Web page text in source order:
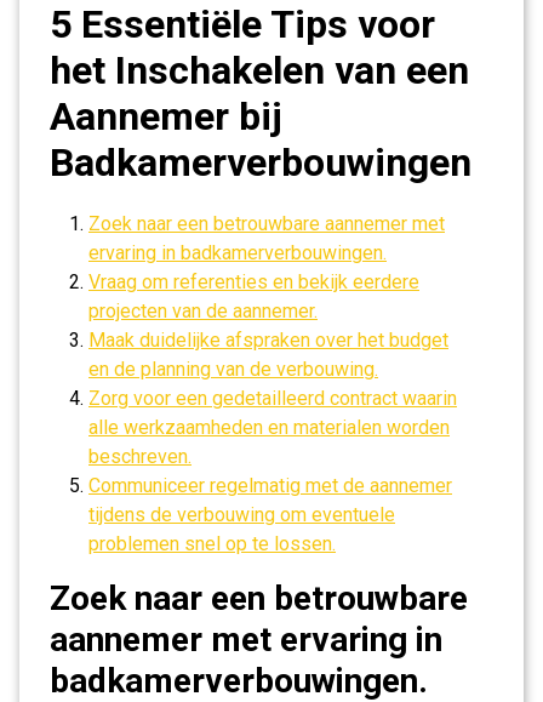
5 Essentiële Tips voor
het Inschakelen van een
Aannemer bij
Badkamerverbouwingen
Zoek naar een betrouwbare aannemer met
ervaring in badkamerverbouwingen.
Vraag om referenties en bekijk eerdere
projecten van de aannemer.
Maak duidelijke afspraken over het budget
en de planning van de verbouwing.
Zorg voor een gedetailleerd contract waarin
alle werkzaamheden en materialen worden
beschreven.
Communiceer regelmatig met de aannemer
tijdens de verbouwing om eventuele
problemen snel op te lossen.
Zoek naar een betrouwbare
aannemer met ervaring in
badkamerverbouwingen.